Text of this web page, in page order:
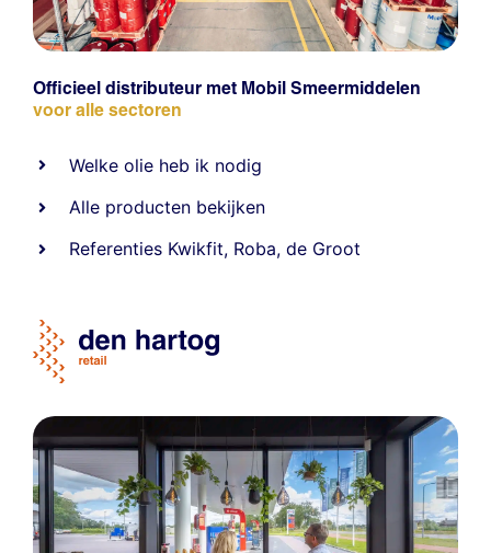
Officieel distributeur met Mobil Smeermiddelen
voor alle sectoren
Welke olie heb ik nodig
Alle producten bekijken
Referenties Kwikfit, Roba,de Groot